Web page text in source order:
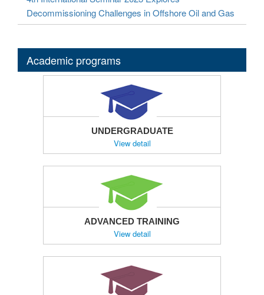
Decommissioning Challenges in Offshore Oil and Gas
Academic programs
UNDERGRADUATE
View detail
ADVANCED TRAINING
View detail